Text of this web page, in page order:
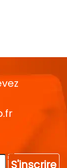
S'inscrire